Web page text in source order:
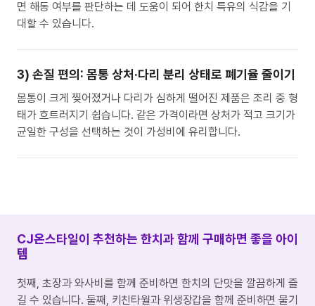
면 해동 여부를 판단하는 데 도움이 되어 한치 특유의 식감을 기
대할 수 있습니다.
3) 손질 편의: 몸통 상처·다리 분리 상태로 폐기율 줄이기
몸통이 크게 찢어졌거나 다리가 심하게 떨어진 제품은 조리 중 형
태가 흐트러지기 쉽습니다. 같은 가격이라면 상처가 적고 크기가
균일한 구성을 선택하는 것이 가성비에 유리합니다.
CJ온스타일이 추천하는 한치과 함께 구매하면 좋을 아이
템
첫째, 초장과 와사비를 함께 준비하면 한치의 단맛을 깔끔하게 즐
길 수 있습니다. 둘째, 키친타월과 위생장갑을 함께 준비하면 물기